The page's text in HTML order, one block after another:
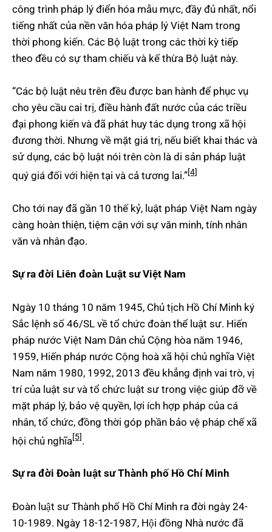
công trình pháp lý điển hóa mẫu mực, đầy đủ nhất, nổi
tiếng nhất của nền văn hóa pháp lý Việt Nam trong
thời phong kiến. Các Bộ luật trong các thời kỳ tiếp
theo đều có sự tham chiếu và kế thừa Bộ luật này.
“Các bộ luật nêu trên đều được ban hành để phục vụ
cho yêu cầu cai trị, điều hành đất nước của các triều
đại phong kiến và đã phát huy tác dụng trong xã hội
đương thời. Nhưng về mặt giá trị, nếu biết khai thác và
sử dụng, các bộ luật nói trên còn là di sản pháp luật
quý giá đối với hiện tại và cả tương lai.”[4]
Cho tới nay đã gần 10 thế kỷ, luật pháp Việt Nam ngày
càng hoàn thiện, tiệm cận với sự văn minh, tính nhân
văn và nhân đạo.
Sự ra đời Liên đoàn Luật sư Việt Nam
Ngày 10 tháng 10 năm 1945, Chủ tịch Hồ Chí Minh ký
Sắc lệnh số 46/SL về tổ chức đoàn thể luật sư. Hiến
pháp nước Việt Nam Dân chủ Cộng hòa năm 1946,
1959, Hiến pháp nước Cộng hoà xã hội chủ nghĩa Việt
Nam năm 1980, 1992, 2013 đều khẳng định vai trò, vị
trí của luật sư và tổ chức luật sư trong việc giúp đỡ về
mặt pháp lý, bảo vệ quyền, lợi ích hợp pháp của cá
nhân, tổ chức, đồng thời góp phần bảo vệ pháp chế xã
hội chủ nghĩa[5].
Sự ra đời Đoàn luật sư Thành phố Hồ Chí Minh
Đoàn luật sư Thành phố Hồ Chí Minh ra đời ngày 24-
10-1989. Ngày 18-12-1987, Hội đồng Nhà nước đã